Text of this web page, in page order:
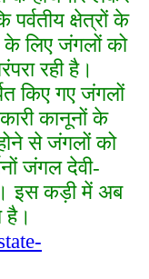
पर्वतीय क्षेत्रों के
लिए जंगलों को
रही है।
किए गए जंगलों
कानूनों के
से जंगलों को
जंगल देवी-
इस कड़ी में अब
है।